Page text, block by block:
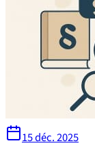
15 déc. 2025